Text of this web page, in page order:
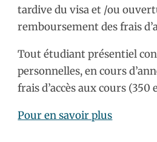
tardive du visa et /ou
remboursement des frais
Tout étudiant présentiel
personnelles, en cours
frais d’accès aux cours (350
Pour en savoir plus